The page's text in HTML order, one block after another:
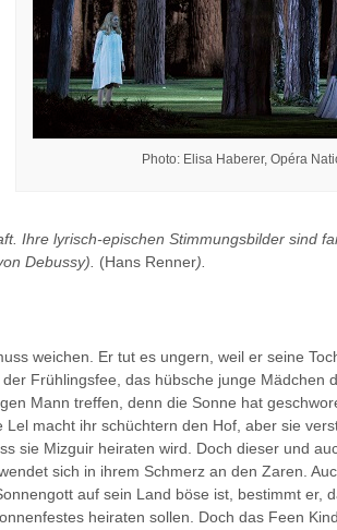
Photo: Elisa Haberer, Opéra
Ihre lyrisch-epischen Stimmungsbilder sind
Debussy). (Hans Renner).
weichen. Er tut es ungern, weil er seine
Frühlingsfee, das hübsche junge Mädchen
Mann treffen, denn die Sonne hat
macht ihr schüchtern den Hof, aber sie
sie Mizguir heiraten wird. Doch dieser und
sich in ihrem Schmerz an den Zaren.
auf sein Land böse ist, bestimmt er,
heiraten sollen. Doch das Feen